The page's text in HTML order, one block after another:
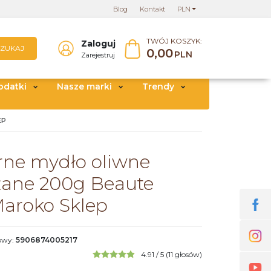
PLN
Blog Kontakt
Zaloguj
Zarejestruj
TWÓJ KOSZYK:
0,00PLN
Nasze marki
Trendy
mydło oliwne
200g Beaute
Sklep
: 5906874005217
4.91 /5 (11 głosów)